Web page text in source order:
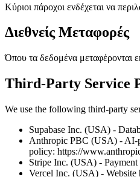
Κύριοι πάροχοι ενδέχεται να
Διεθνείς Μεταφορές
Όπου τα δεδομένα μεταφέρονται
Third-Party Service
We use the following third-party
Supabase Inc. (USA) -
Anthropic PBC (USA) - AI-
policy: https://
Stripe Inc. (USA) -
Vercel Inc. (USA) - Website